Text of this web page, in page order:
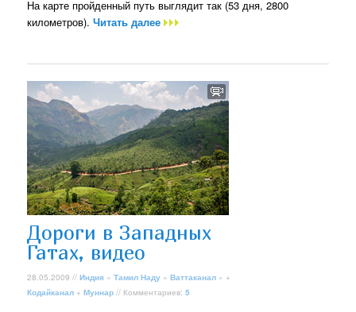
На карте пройденный путь выглядит так (53 дня, 2800
километров).Читать далее
Дороги в Западных
Гатах, видео
28.05.2009 //Индия »Тамил Наду »Ваттаканал » +
Кодайканал +Муннар // Комментариев:5